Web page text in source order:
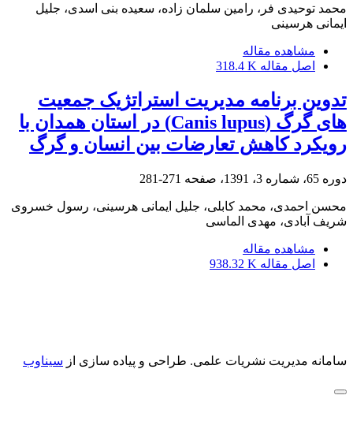
محمد توحیدی فر، رامین سلمان زاده، سعیده بنی اسدی، جلیل
ایمانی هرسینی
مشاهده مقاله
اصل مقاله 318.4 K
تدوین برنامه مدیریت استراتژیک جمعیت
های گرگ (Canis lupus) در استان همدان با
رویکرد کاهش تعارضات بین انسان و گرگ
دوره 65، شماره 3، 1391، صفحه 271-281
محسن احمدی، محمد کابلی، جلیل ایمانی هرسینی، رسول خسروی
شریف آبادی، مهدی الماسی
مشاهده مقاله
اصل مقاله 938.32 K
سامانه مدیریت نشریات علمی. طراحی و پیاده سازی از سیناوب